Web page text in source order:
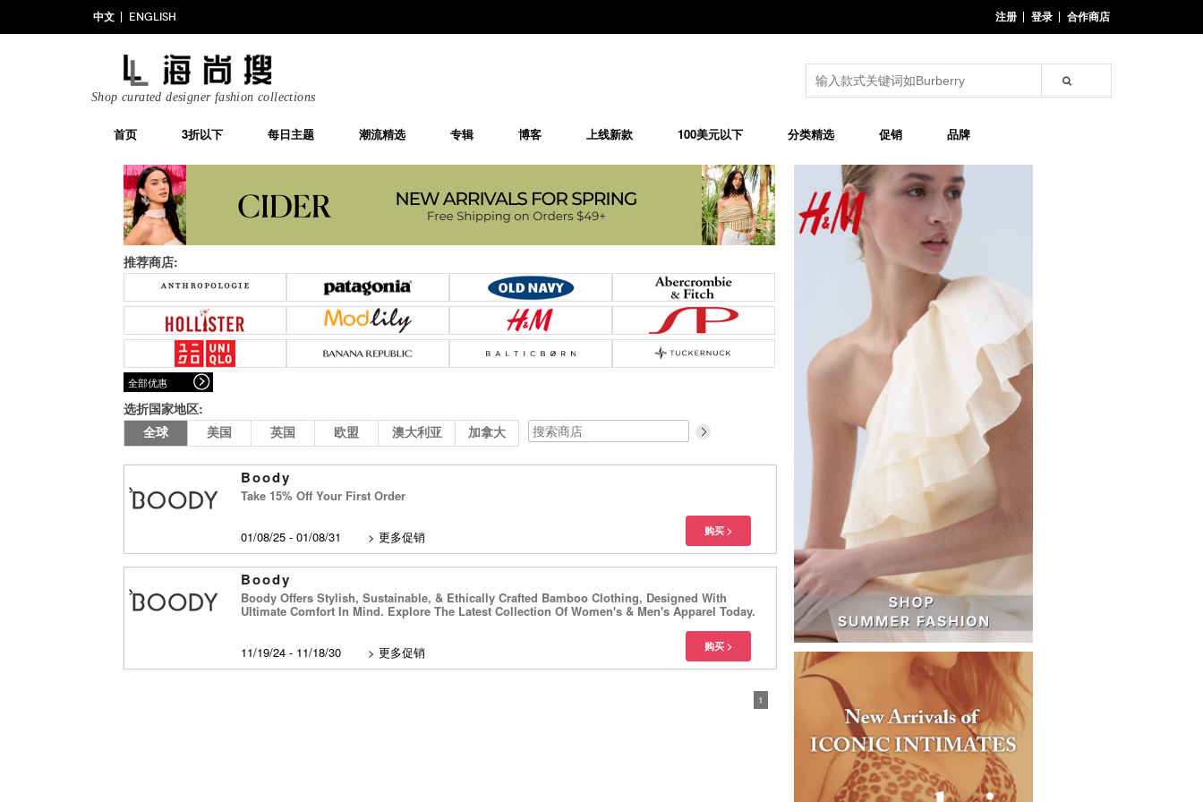
中文 ENGLISH 注册 登录 合作商店
Shop curated designer fashion collections
首页 3折以下 每日主题 潮流精选 专辑 博客 上线新款 100美元以下 分类精选 促销 品牌
推荐商店:
全部优惠
选折国家地区:
全球 美国 英国 欧盟 澳大利亚 加拿大
Boody
Take 15% Off Your First Order
01/08/25 - 01/08/31 > 更多促销
Boody
Boody Offers Stylish, Sustainable, & Ethically Crafted Bamboo Clothing, Designed With
Ultimate Comfort In Mind. Explore The Latest Collection Of Women's & Men's Apparel Today.
11/19/24 - 11/18/30 > 更多促销
1